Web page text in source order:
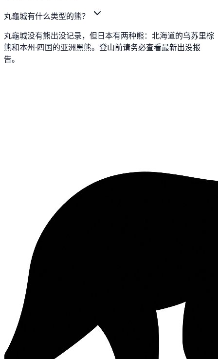
丸龜城有什么类型的熊？
丸龜城没有熊出没记录，但日本有两种熊：北海道的乌苏里棕
熊和本州·四国的亚洲黑熊。登山前请务必查看最新出没报
告。